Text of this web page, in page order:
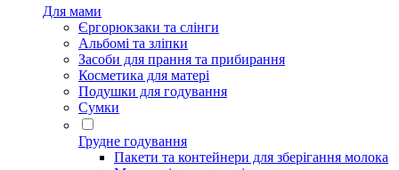
Для мами
Єргорюкзаки та слінги
Альбомі та зліпки
Засоби для прання та прибирання
Косметика для матері
Подушки для годування
Сумки
Грудне годування
Пакети та контейнери для зберігання молока